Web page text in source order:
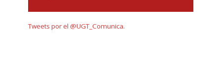
Tweets por el @UGT_Comunica.